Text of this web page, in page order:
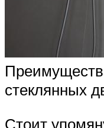
стеклянных
Стоит